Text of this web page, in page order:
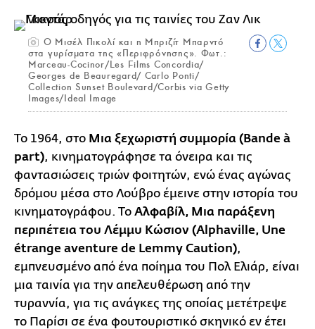
Ο Μισέλ Πικολί και η Μπριζίτ Μπαρντό
στα γυρίσματα της «Περιφρόνησης». Φωτ.:
Marceau-Cocinor/Les Films Concordia/
Georges de Beauregard/ Carlo Ponti/
Collection Sunset Boulevard/Corbis via Getty
Images/Ideal Image
Το 1964, στο Μια ξεχωριστή συμμορία (Bande à
part), κινηματογράφησε τα όνειρα και τις
φαντασιώσεις τριών φοιτητών, ενώ ένας αγώνας
δρόμου μέσα στο Λούβρο έμεινε στην ιστορία του
κινηματογράφου. Το Αλφαβίλ, Μια παράξενη
περιπέτεια του Λέμμυ Κώσιον (Alphaville, Une
étrange aventure de Lemmy Caution),
εμπνευσμένο από ένα ποίημα του Πολ Ελιάρ, είναι
μια ταινία για την απελευθέρωση από την
τυραννία, για τις ανάγκες της οποίας μετέτρεψε
το Παρίσι σε ένα φουτουριστικό σκηνικό εν έτει